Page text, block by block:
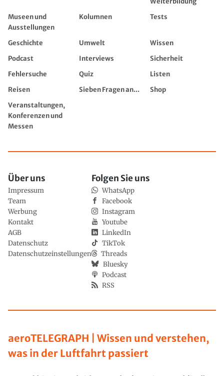
Museen und
Ausstellungen
Kolumnen Tests
Geschichte Umwelt
Wissen
Podcast
Interviews
Sicherheit
Fehlersuche
Quiz
Listen
Reisen
Sieben Fragen an...
Shop
Veranstaltungen,
Konferenzen und
Messen
aeroTELEGRAPH | Wissen und verstehen,
was in der Luftfahrt passiert
Über uns
Impressum
Team
Werbung
Kontakt
AGB
Datenschutz
Datenschutzeinstellungen
Folgen Sie uns
WhatsApp
Facebook
Instagram
Youtube
LinkedIn
TikTok
Threads
Bluesky
Podcast
RSS